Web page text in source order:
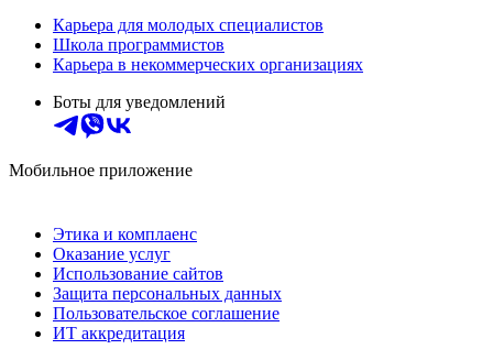
Карьера для молодых специалистов
Школа программистов
Карьера в некоммерческих организациях
Боты для уведомлений
Мобильное приложение
Этика и комплаенс
Оказание услуг
Использование сайтов
Защита персональных данных
Пользовательское соглашение
ИТ аккредитация